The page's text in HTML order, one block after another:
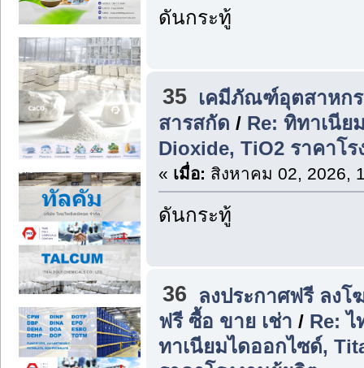
ดันกระทู้
35 เคมีภัณฑ์อุตสาหกร
สารสกัด / Re: ทิทาเนีย
Dioxide, TiO2 ราคาโ
« เมื่อ: สิงหาคม 02, 2026,
ดันกระทู้
36
ลงประกาศฟรี ลง
ฟรี ซื้อ ขาย เช่า / Re:
ทาเนียมไดออกไซด์,